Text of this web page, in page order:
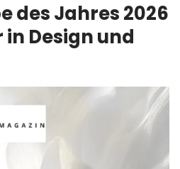
des Jahres 2026
Design und